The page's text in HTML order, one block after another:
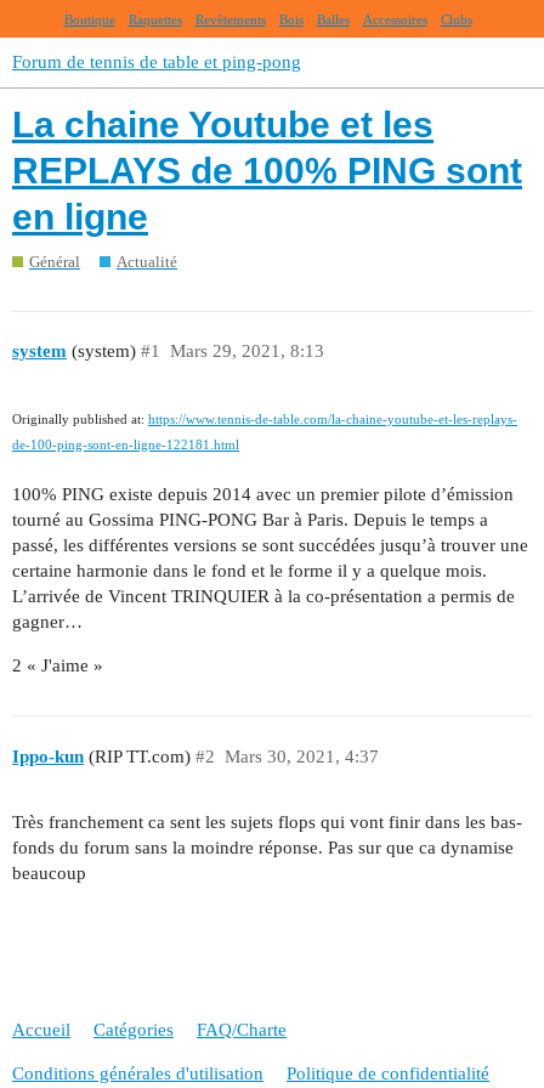
Boutique Raquettes Revêtements Bois Balles Accessoires Clubs
Forum de tennis de table et ping-pong
La chaine Youtube et les
REPLAYS de 100% PING sont
en ligne
Général Actualité
system (system) Mars 29, 2021, 8:13
#1
Originally published at: https://www.tennis-de-table.com/la-chaine-youtube-et-les-replays-
de-100-ping-sont-en-ligne-122181.html
100% PING existe depuis 2014 avec un premier pilote d’émission
tourné au Gossima PING-PONG Bar à Paris. Depuis le temps a
passé, les différentes versions se sont succédées jusqu’à trouver une
certaine harmonie dans le fond et le forme il y a quelque mois.
L’arrivée de Vincent TRINQUIER à la co-présentation a permis de
gagner…
2 « J'aime »
Ippo-kun (RIP TT.com) Mars 30, 2021, 4:37
#2
Très franchement ca sent les sujets flops qui vont finir dans les bas-
fonds du forum sans la moindre réponse. Pas sur que ca dynamise
beaucoup
Accueil Catégories FAQ/Charte
Conditions générales d'utilisation Politique de confidentialité